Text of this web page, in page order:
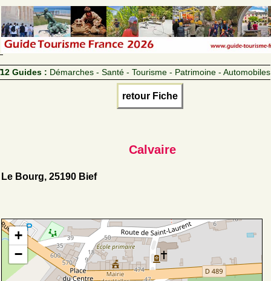
12 Guides : Démarches - Santé - Tourisme - Patrimoine - Automobiles
retour Fiche
Calvaire
Le Bourg, 25190 Bief
+
−